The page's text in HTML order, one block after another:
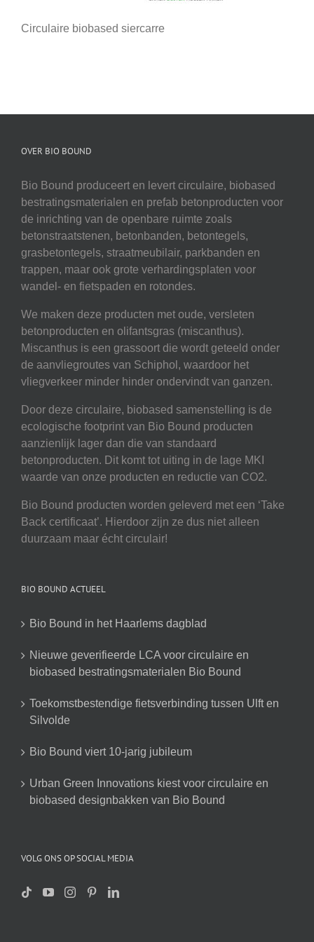
Circulaire biobased siercarre
OVER BIO BOUND
Bio Bound produceert en levert circulaire, biobased
bestratingsmaterialen en prefab betonproducten voor
de inrichting van de openbare ruimte zoals
betonstraatstenen, betonbanden, betontegels,
grasbetontegels, straatmeubilair, parkbanden en
trappen, maar ook grote verhardingsplaten voor
wandel- en fietspaden en rotondes.
We maken deze producten met oude, versleten
betonproducten en olifantsgras (miscanthus).
Miscanthus is een grassoort die wordt geteeld onder
de aanvliegroutes van Schiphol, waardoor het
vliegverkeer minder hinder ondervindt van ganzen.
Door deze circulaire, biobased samenstelling is de
ecologische footprint van Bio Bound producten
aanzienlijk lager dan die van standaard
betonproducten. Dit komt tot uiting in de lage MKI
waarde van onze producten en reductie van CO2.
Bio Bound producten worden geleverd met een ‘Take
Back certificaat’. Hierdoor zijn ze dus niet alleen
duurzaam maar écht circulair!
BIO BOUND ACTUEEL
Bio Bound in het Haarlems dagblad
Nieuwe geverifieerde LCA voor circulaire en
biobased bestratingsmaterialen Bio Bound
Toekomstbestendige fietsverbinding tussen Ulft en
Silvolde
Bio Bound viert 10-jarig jubileum
Urban Green Innovations kiest voor circulaire en
biobased designbakken van Bio Bound
VOLG ONS OP SOCIAL MEDIA